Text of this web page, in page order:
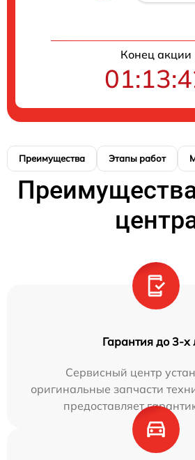
Конец акции
Преимущества Этапы работ
Гарантия до 3-х
Сервисный центр
оригинальные запчасти
предоставляет